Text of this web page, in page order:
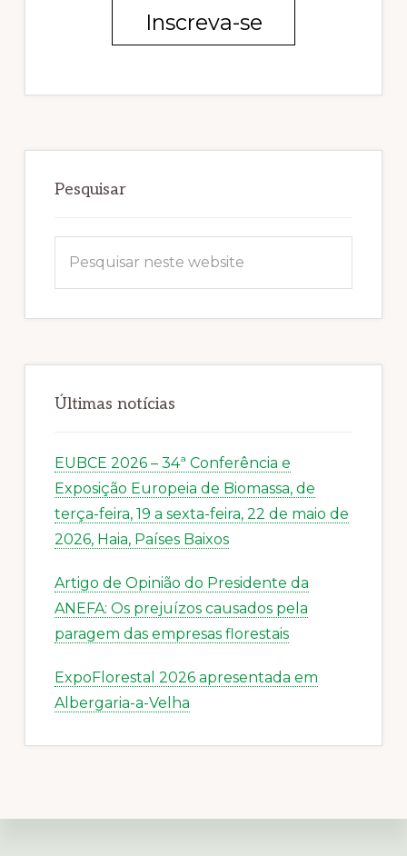
Inscreva-se
primária
Pesquisar
neste
Últimas notícias
EUBCE 2026 – 34ª Conferência e
Exposição Europeia de Biomassa, de
terça-feira, 19 a sexta-feira, 22 de maio de
2026, Haia, Países Baixos
Artigo de Opinião do Presidente da
ANEFA: Os prejuízos causados pela
paragem das empresas florestais
ExpoFlorestal 2026 apresentada em
Albergaria-a-Velha